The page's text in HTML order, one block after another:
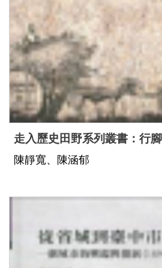
走入歷史田野系列叢書：行
陳靜寬、陳涵郁